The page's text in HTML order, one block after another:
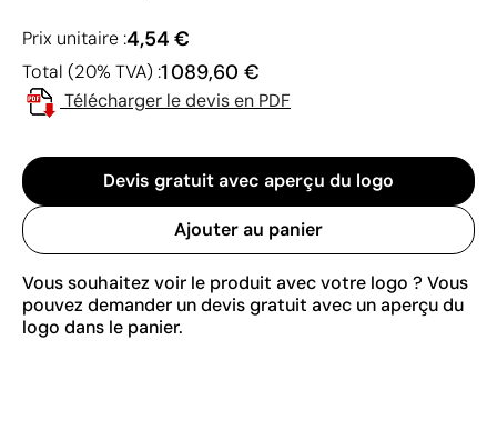
Prix unitaire :4,54 €
Total (20% TVA) :1 089,60 €
Télécharger le devis en PDF
Devis gratuit avec aperçu du logo
Ajouter au panier
Vous souhaitez voir le produit avec votre logo ? Vous
pouvez demander un devis gratuit avec un aperçu du
logo dans le panier.